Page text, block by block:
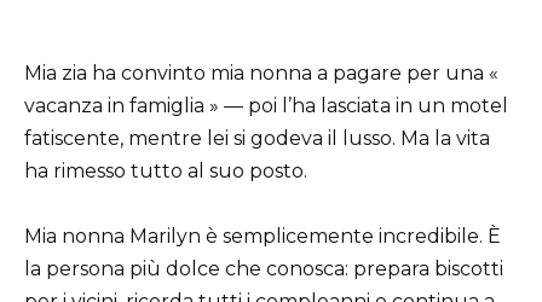
Mia zia ha convinto mia nonna a pagare per una «
vacanza in famiglia » — poi l’ha lasciata in un motel
fatiscente, mentre lei si godeva il lusso. Ma la vita
ha rimesso tutto al suo posto.
Mia nonna Marilyn è semplicemente incredibile. È
la persona più dolce che conosca: prepara biscotti